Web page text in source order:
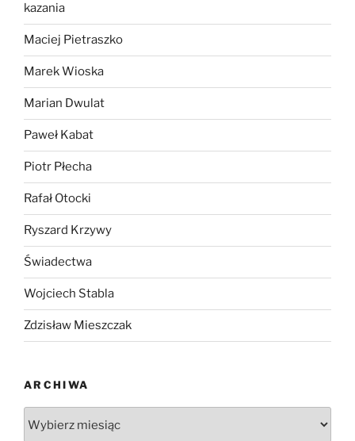
kazania
Maciej Pietraszko
Marek Wioska
Marian Dwulat
Paweł Kabat
Piotr Płecha
Rafał Otocki
Ryszard Krzywy
Świadectwa
Wojciech Stabla
Zdzisław Mieszczak
ARCHIWA